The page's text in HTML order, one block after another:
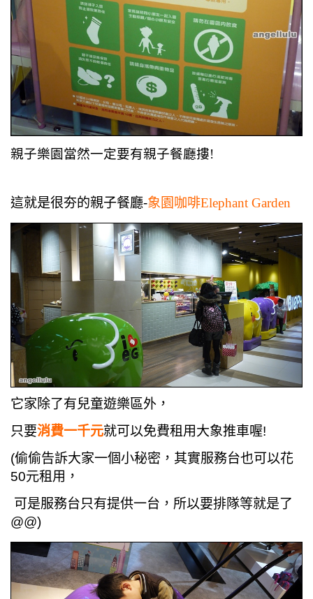
親子樂園當然一定要有親子餐廳摟!
這就是很夯的親子餐廳-象園咖啡Elephant Garden
它家除了有兒童遊樂區外，
只要消費一千元就可以免費租用大象推車喔!
(偷偷告訴大家一個小秘密，其實服務台也可以花
50元租用，
可是服務台只有提供一台，所以要排隊等就是了
@@)